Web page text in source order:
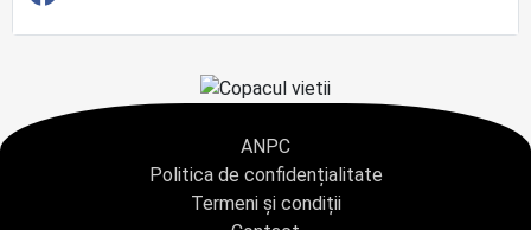
ANPC
Politica de confidențialitate
Termeni și condiții